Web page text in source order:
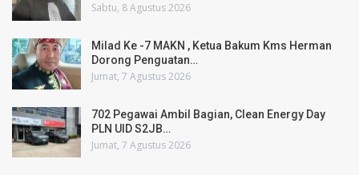
Sabtu, 8 Agustus 2026
Milad Ke -7 MAKN , Ketua Bakum Kms Herman
Dorong Penguatan…
Jumat, 7 Agustus 2026
702 Pegawai Ambil Bagian, Clean Energy Day
PLN UID S2JB…
Jumat, 7 Agustus 2026